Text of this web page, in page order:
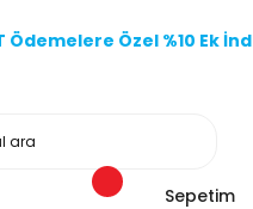
Özel %10 Ek
Sepetim